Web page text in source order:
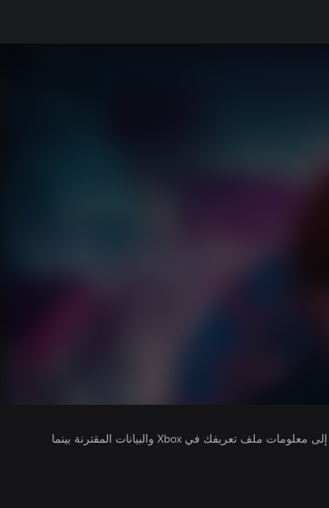
يتلقى ناشرو الألعاب التي تقوم بتشغيلها وصولاً إلى معلومات ملف تعريفك في Xbox والبيانات المقترنة بينما